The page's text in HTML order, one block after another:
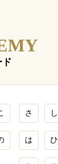
ド
さ し
は ひ